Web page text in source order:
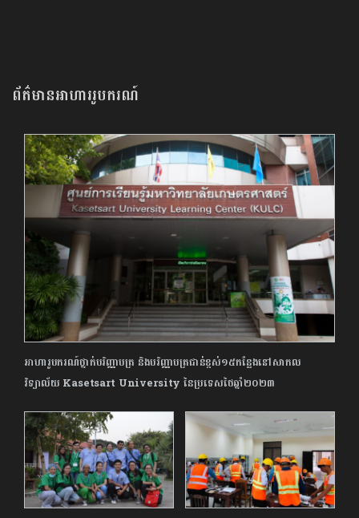
ព័ត៌មានអាហាររូបករណ៍
អាហារូបករណ៍ថ្នាក់បរិញ្ញាបត្រ និងបរិញ្ញាបត្រជាន់ខ្ពស់១៥កន្លែងនៅសាកល
វិទ្យាល័យ Kasetsart University នៃប្រទេសថៃឆ្នាំ២០២៣